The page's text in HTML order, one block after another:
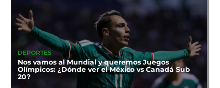
DEPORTES
Nos vamos al Mundial y queremos Juegos
Olímpicos: ¿Dónde ver el México vs Canadá Sub
20?